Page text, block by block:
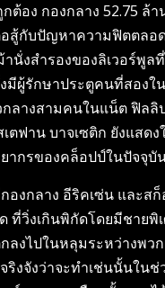
ต้อง กองกลาง 52.75 ล้
อสู้กับปัญหาความฟิตตลอ
านั่งสำรองของลิเวอร์พูล
ผู้รักษาประตูคนที่สองใน
ลางสามคนในแน็ต ฟิลลิ
เตฟาน บาจเซติก ยังแสด
ากรของคล็อปป์ในปัจจุบั
องกลาง อีริคเซ่น และส
ที่วิ่งเกินพิกัดโดยมีชายพิ
ลงไปในหลุมระหว่างพวก
ริงจังว่าจะทำเช่นนั้นในช่